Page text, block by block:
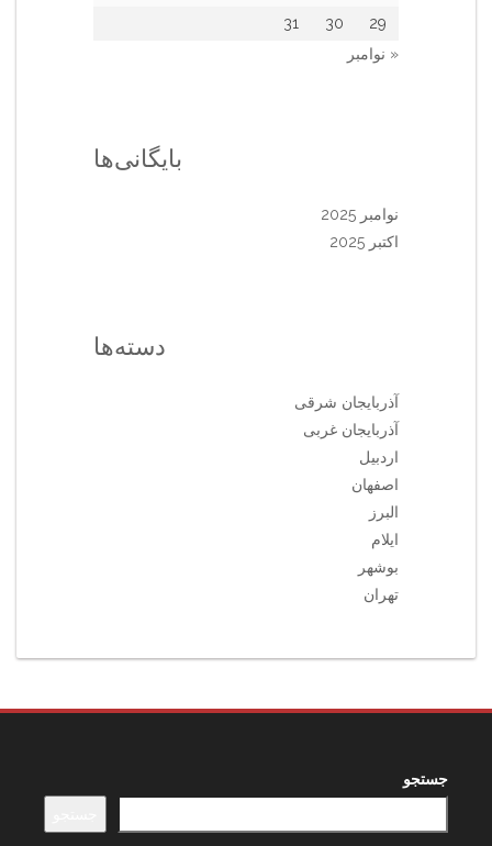
29
30
31
« نوامبر
بایگانی‌ها
نوامبر 2025
اکتبر 2025
دسته‌ها
آذربایجان شرقی
آذربایجان غربی
اردبیل
اصفهان
البرز
ایلام
بوشهر
تهران
جستجو